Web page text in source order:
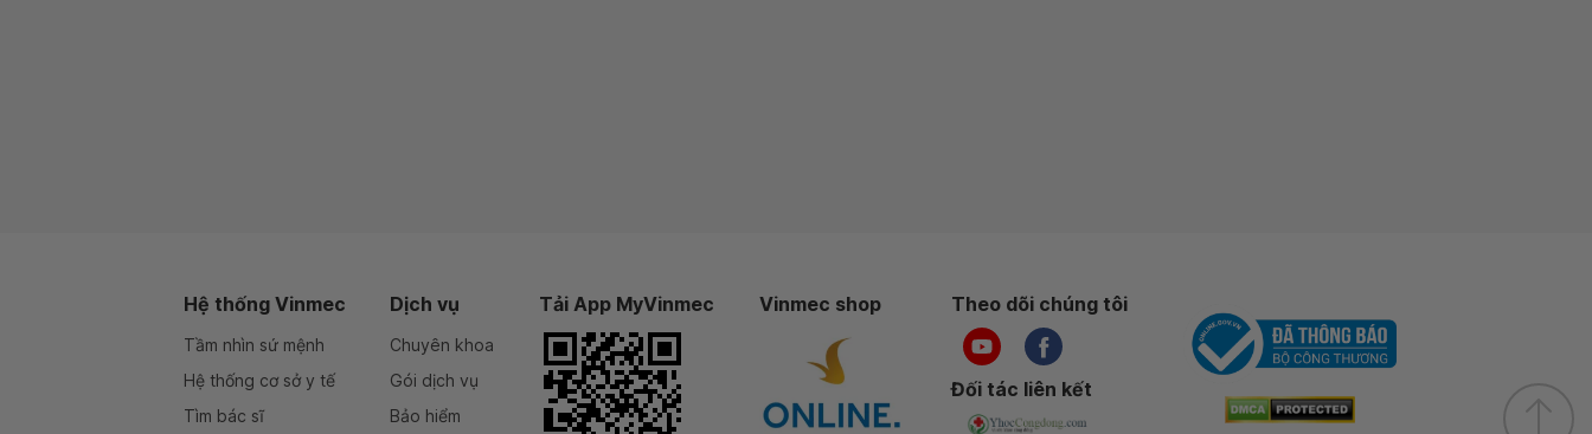
Hệ thống Vinmec
Tầm nhìn sứ mệnh
Hệ thống cơ sở y tế
Tìm bác sĩ
Dịch vụ
Chuyên khoa
Gói dịch vụ
Bảo hiểm
Tải App MyVinmec Vinmec shop Theo dõi chúng tôi
Đối tác liên kết